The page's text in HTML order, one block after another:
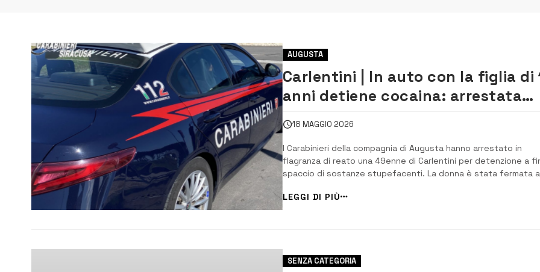
AUGUSTA
Carlentini | In auto con la figlia di
anni detiene cocaina: arrestata
49enne
18 MAGGIO 2026
I Carabinieri della compagnia di Augusta hanno arrestato in
flagranza di reato una 49enne di Carlentini per detenzione a
spaccio di sostanze stupefacenti. La donna è stata fermata
in auto la ex SS 114 con a bordo la figlia minore di 15 […]
LEGGI DI PIÙ
SENZA CATEGORIA